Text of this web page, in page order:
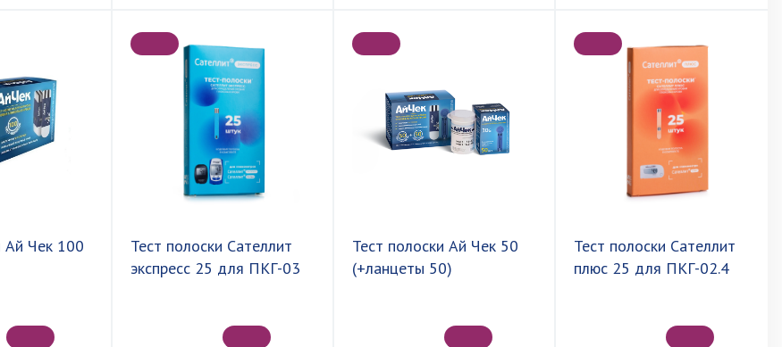
Ай Чек 100
Тест полоски Сателлит
экспресс 25 для ПКГ-03
Тест полоски Ай Чек 50
(+ланцеты 50)
Тест полоски Сателлит
плюс 25 для ПКГ-02.4